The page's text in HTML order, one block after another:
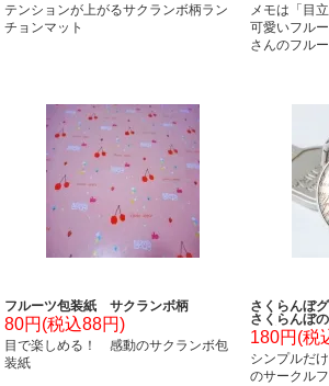
テンションが上がるサクランボ柄ラン
チョンマット
メモは「目
可愛いフル
さんのフル
フルーツ包装紙 サクランボ柄
80円(税込88円)
目で楽しめる！ 感動のサクランボ包
装紙
さくらんぼ
さくらんぼ
ルダー
180円(税
シンプルだ
のサークル